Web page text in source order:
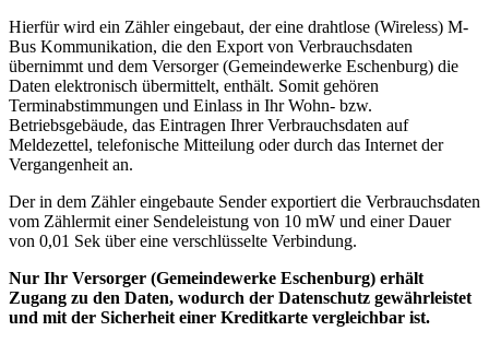
Hierfür wird ein Zähler eingebaut, der eine drahtlose (Wireless) M-
Bus Kommunikation, die den Export von Verbrauchsdaten
übernimmt und dem Versorger (Gemeindewerke Eschenburg) die
Daten elektronisch übermittelt, enthält. Somit gehören
Terminabstimmungen und Einlass in Ihr Wohn- bzw.
Betriebsgebäude, das Eintragen Ihrer Verbrauchsdaten auf
Meldezettel, telefonische Mitteilung oder durch das Internet der
Vergangenheit an.
Der in dem Zähler eingebaute Sender exportiert die Verbrauchsdaten
vom Zählermit einer Sendeleistung von 10 mW und einer Dauer
von 0,01 Sek über eine verschlüsselte Verbindung.
Nur Ihr Versorger (Gemeindewerke Eschenburg) erhält
Zugang zu den Daten, wodurch der Datenschutz gewährleistet
und mit der Sicherheit einer Kreditkarte vergleichbar ist.